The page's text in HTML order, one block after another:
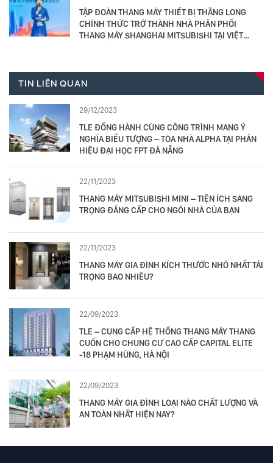
TẬP ĐOÀN THANG MÁY THIẾT BỊ THĂNG LONG
CHÍNH THỨC TRỞ THÀNH NHÀ PHÂN PHỐI
THANG MÁY SHANGHAI MITSUBISHI TẠI VIỆT
TIN LIÊN QUAN
29/12/2023
TLE ĐỒNG HÀNH CÙNG CÔNG TRÌNH MANG Ý
NGHĨA BIỂU TƯỢNG – TÒA NHÀ ALPHA TẠI PHÂN
HIỆU ĐẠI HỌC FPT ĐÀ NẴNG
22/11/2023
THANG MÁY MITSUBISHI MINI – TIỆN ÍCH SANG
TRỌNG ĐẲNG CẤP CHO NGÔI NHÀ CỦA BẠN
22/11/2023
THANG MÁY GIA ĐÌNH KÍCH THƯỚC NHỎ NHẤT TẢI
TRỌNG BAO NHIÊU?
22/09/2023
TLE – CUNG CẤP HỆ THỐNG THANG MÁY THANG
CUỐN CHO CHUNG CƯ CAO CẤP CAPITAL ELITE
-18 PHẠM HÙNG, HÀ NỘI
22/09/2023
THANG MÁY GIA ĐÌNH LOẠI NÀO CHẤT LƯỢNG VÀ
AN TOÀN NHẤT HIỆN NAY?